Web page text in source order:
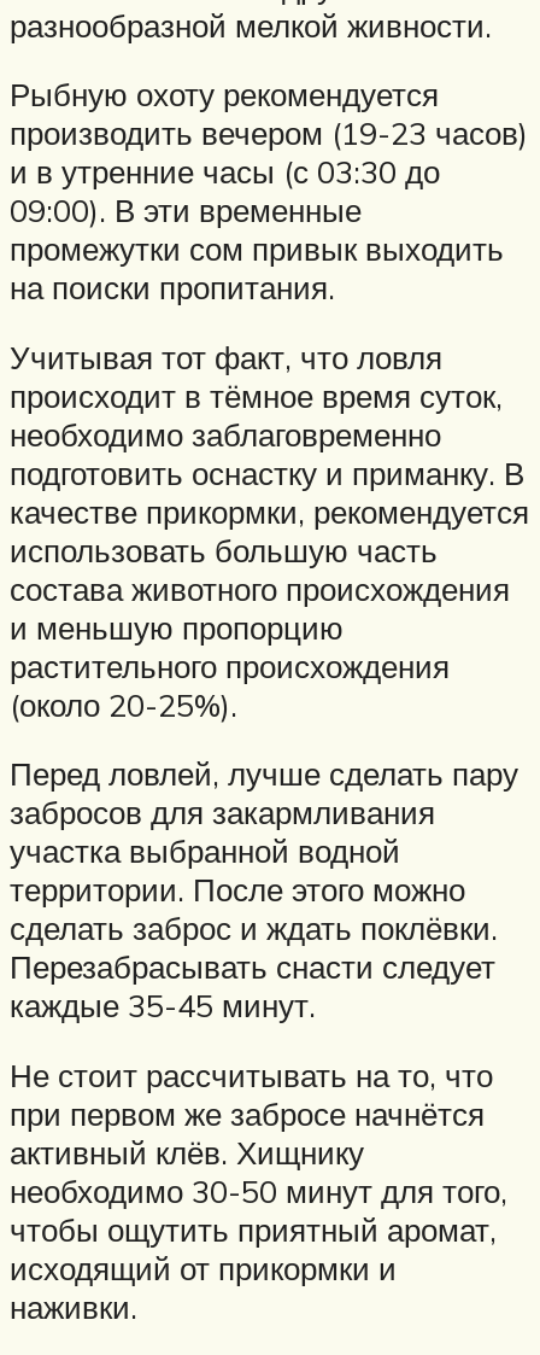
разнообразной мелкой живности.
Рыбную охоту рекомендуется
производить вечером (19-23 часов)
и в утренние часы (с 03:30 до
09:00). В эти временные
промежутки сом привык выходить
на поиски пропитания.
Учитывая тот факт, что ловля
происходит в тёмное время суток,
необходимо заблаговременно
подготовить оснастку и приманку. В
качестве прикормки, рекомендуется
использовать большую часть
состава животного происхождения
и меньшую пропорцию
растительного происхождения
(около 20-25%).
Перед ловлей, лучше сделать пару
забросов для закармливания
участка выбранной водной
территории. После этого можно
сделать заброс и ждать поклёвки.
Перезабрасывать снасти следует
каждые 35-45 минут.
Не стоит рассчитывать на то, что
при первом же забросе начнётся
активный клёв. Хищнику
необходимо 30-50 минут для того,
чтобы ощутить приятный аромат,
исходящий от прикормки и
наживки.